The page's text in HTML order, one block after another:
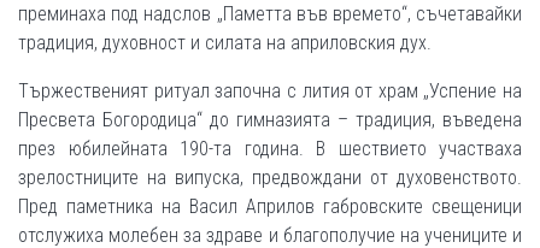
преминаха под надслов „Паметта във времето“, съчетавайки
традиция, духовност и силата на априловския дух.
Тържественият ритуал започна с лития от храм „Успение на
Пресвета Богородица“ до гимназията – традиция, въведена
през юбилейната 190-та година. В шествието участваха
зрелостниците на випуска, предвождани от духовенството.
Пред паметника на Васил Априлов габровските свещеници
отслужиха молебен за здраве и благополучие на учениците и